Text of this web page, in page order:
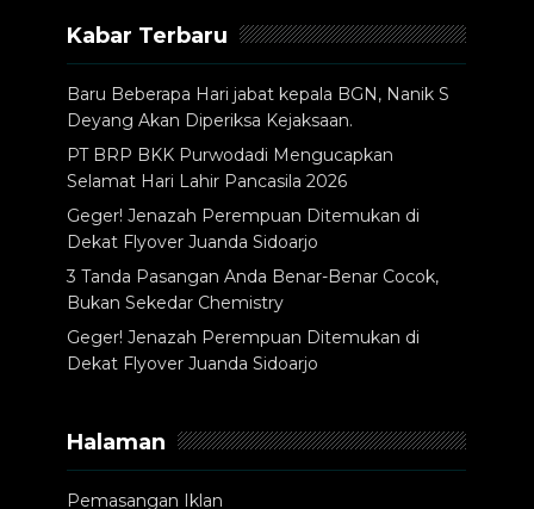
Kabar Terbaru
Baru Beberapa Hari jabat kepala BGN, Nanik S
Deyang Akan Diperiksa Kejaksaan.
PT BRP BKK Purwodadi Mengucapkan
Selamat Hari Lahir Pancasila 2026
Geger! Jenazah Perempuan Ditemukan di
Dekat Flyover Juanda Sidoarjo
3 Tanda Pasangan Anda Benar-Benar Cocok,
Bukan Sekedar Chemistry
Geger! Jenazah Perempuan Ditemukan di
Dekat Flyover Juanda Sidoarjo
Halaman
Pemasangan Iklan